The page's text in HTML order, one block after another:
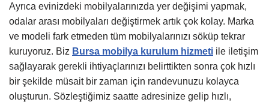
Ayrıca evinizdeki mobilyalarınızda yer değişimi yapmak,
odalar arası mobilyaları değiştirmek artık çok kolay. Marka
ve modeli fark etmeden tüm mobilyalarınızı söküp tekrar
kuruyoruz. Biz Bursa mobilya kurulum hizmeti ile iletişim
sağlayarak gerekli ihtiyaçlarınızı belirttikten sonra çok hızlı
bir şekilde müsait bir zaman için randevunuzu kolayca
oluşturun. Sözleştiğimiz saatte adresinize gelip hızlı,